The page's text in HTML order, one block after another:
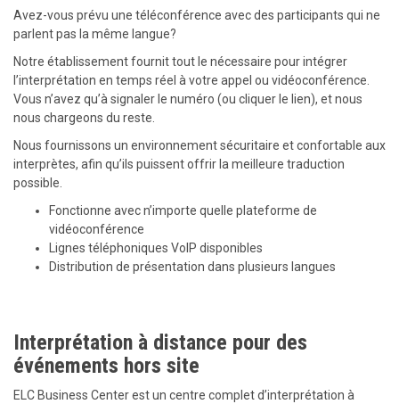
Avez-vous prévu une téléconférence avec des participants qui ne
parlent pas la même langue?
Notre établissement fournit tout le nécessaire pour intégrer
l’interprétation en temps réel à votre appel ou vidéoconférence.
Vous n’avez qu’à signaler le numéro (ou cliquer le lien), et nous
nous chargeons du reste.
Nous fournissons un environnement sécuritaire et confortable aux
interprètes, afin qu’ils puissent offrir la meilleure traduction
possible.
Fonctionne avec n’importe quelle plateforme de
vidéoconférence
Lignes téléphoniques VoIP disponibles
Distribution de présentation dans plusieurs langues
Interprétation à distance pour des
événements hors site
ELC Business Center est un centre complet d’interprétation à